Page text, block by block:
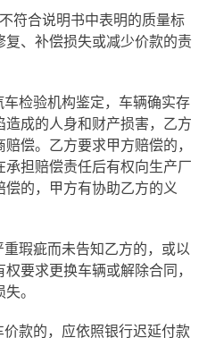
符合说明书中表明的质量标
、补偿损失或减少价款的责
检验机构鉴定，车辆确实存
成的人身和财产损害，乙方
偿。乙方要求甲方赔偿的，
担赔偿责任后有权向生产厂
的，甲方有协助乙方的义
瑕疵而未告知乙方的，或以
要求更换车辆或解除合同，
。
款的，应依照银行迟延付款